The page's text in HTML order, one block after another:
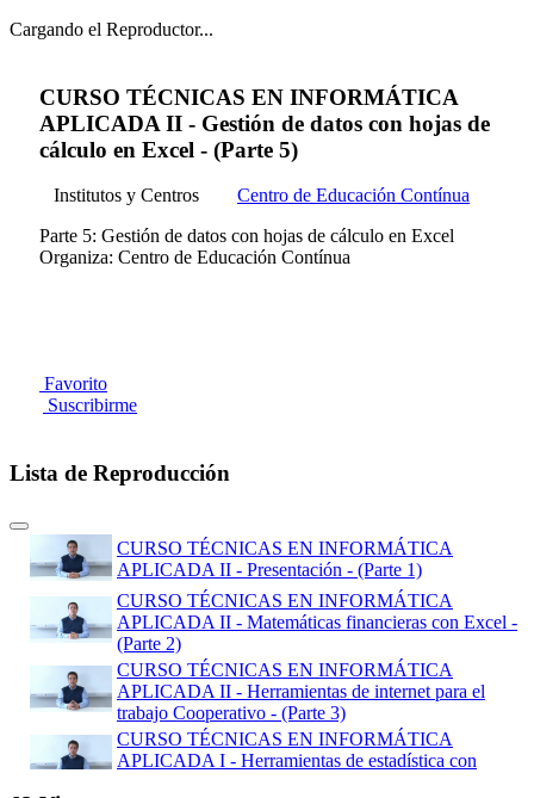
Cargando el Reproductor...
CURSO TÉCNICAS EN INFORMÁTICA
APLICADA II - Gestión de datos con hojas de
cálculo en Excel - (Parte 5)
Institutos y Centros
Centro de Educación Contínua
Parte 5: Gestión de datos con hojas de cálculo en Excel
Organiza: Centro de Educación Contínua
Favorito
Suscribirme
Lista de Reproducción
CURSO TÉCNICAS EN INFORMÁTICA
APLICADA II - Presentación - (Parte 1)
CURSO TÉCNICAS EN INFORMÁTICA
APLICADA II - Matemáticas financieras con Excel -
(Parte 2)
CURSO TÉCNICAS EN INFORMÁTICA
APLICADA II - Herramientas de internet para el
trabajo Cooperativo - (Parte 3)
CURSO TÉCNICAS EN INFORMÁTICA
APLICADA I - Herramientas de estadística con